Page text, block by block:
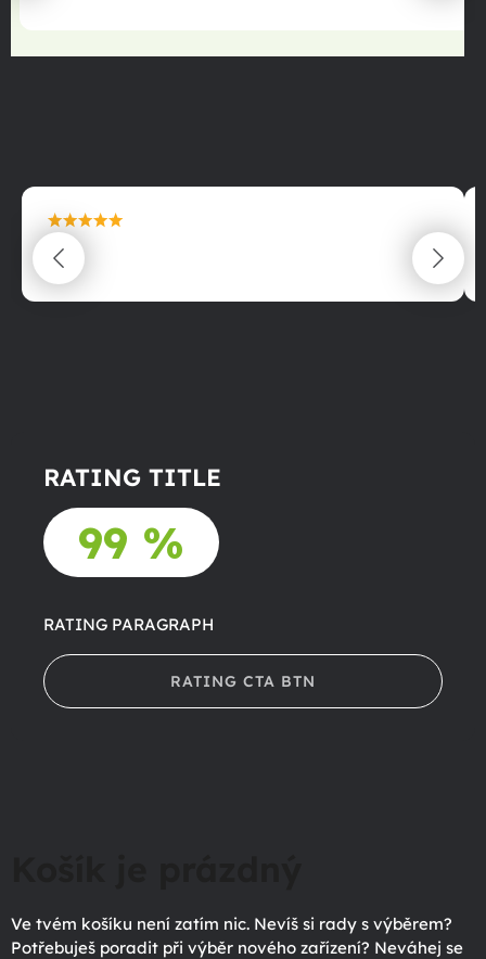
maximální spokojenost
22.06.2025
RATING TITLE
99 %
RATING PARAGRAPH
RATING CTA BTN
Ve tvém košíku není zatím nic. Nevíš si rady s výběrem?
Potřebuješ poradit při výběr nového zařízení? Neváhej se